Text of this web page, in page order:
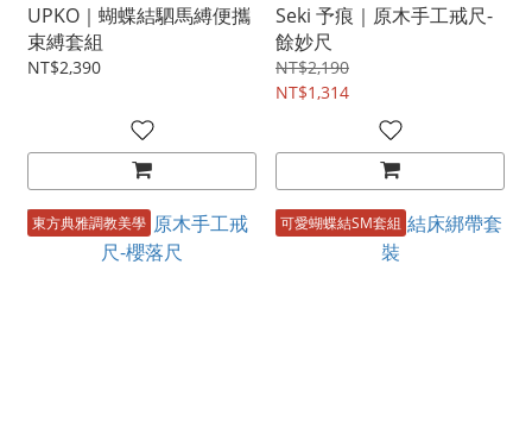
UPKO｜蝴蝶結駟馬縛便攜
束縛套組
NT$2,390
Seki 予痕｜原木手工戒尺-
餘妙尺
NT$2,190
NT$1,314
東方典雅調教美學 可愛蝴蝶結SM套組